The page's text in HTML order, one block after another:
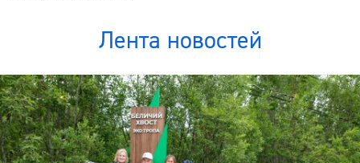
Лента новостей